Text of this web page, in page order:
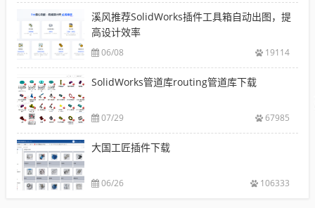
溪风推荐SolidWorks插件工具箱自动出图，提
高设计效率
06/08 19114
SolidWorks管道库routing管道库下载
07/29 67985
大国工匠插件下载
06/26 106333